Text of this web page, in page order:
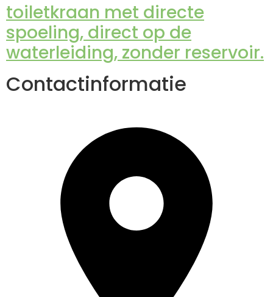
toiletkraan met directe
spoeling, direct op de
waterleiding, zonder reservoir.
Contactinformatie